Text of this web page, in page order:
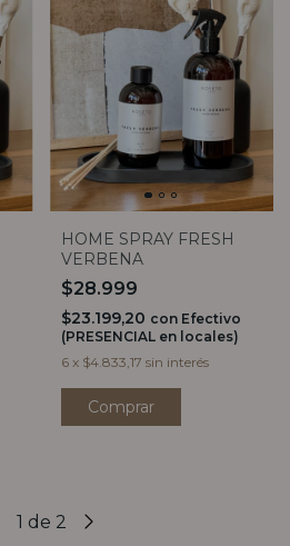
HOME SPRAY FRESH
VERBENA
$28.999
$23.199,20 con Efectivo
(PRESENCIAL en locales)
6 x $4.833,17 sin interés
1 de 2